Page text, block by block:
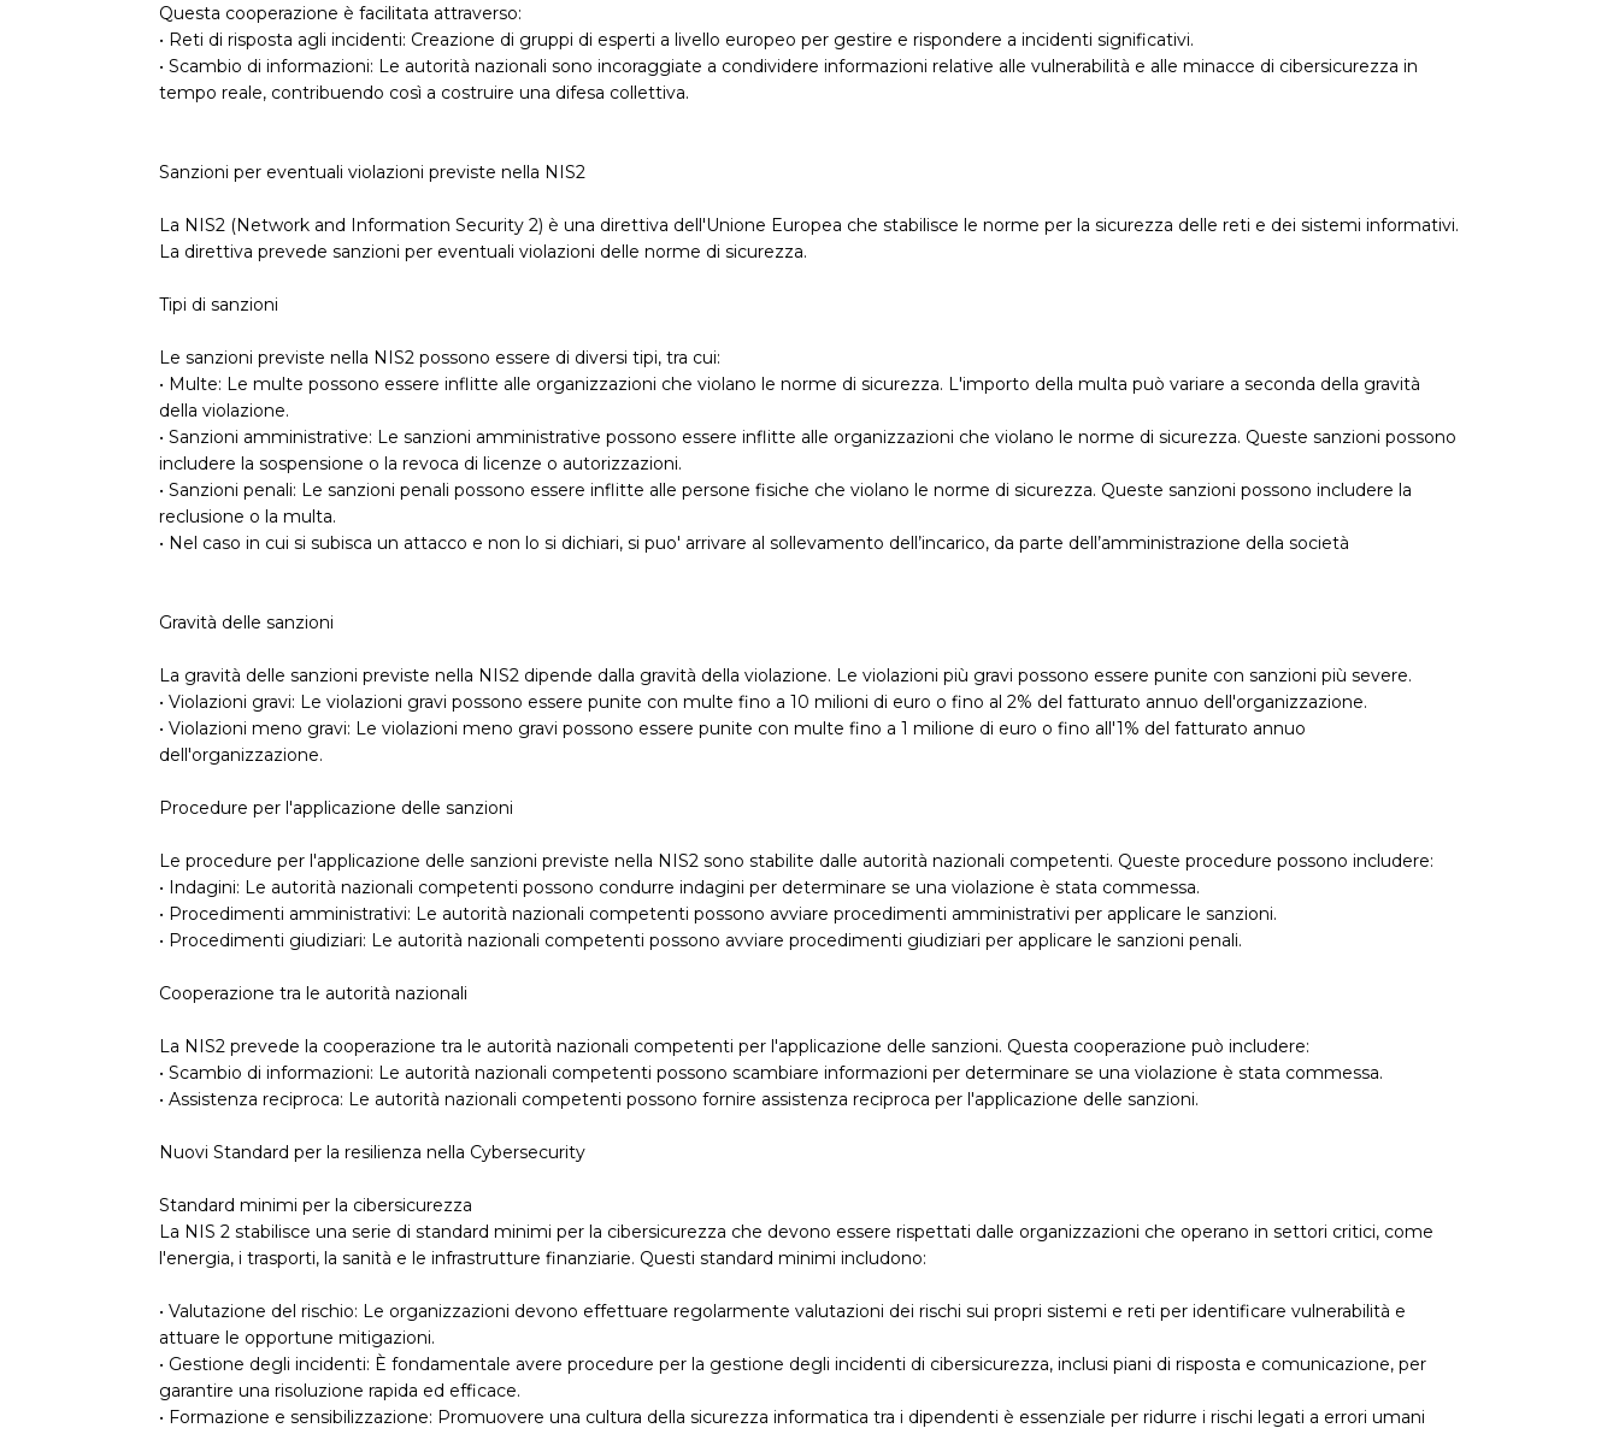
Questa cooperazione è facilitata attraverso:
• Reti di risposta agli incidenti: Creazione di gruppi di esperti a livello europeo per gestire e rispondere a incidenti significativi.
• Scambio di informazioni: Le autorità nazionali sono incoraggiate a condividere informazioni relative alle vulnerabilità e alle minacce di cibersicurezza in
tempo reale, contribuendo così a costruire una difesa collettiva.
Sanzioni per eventuali violazioni previste nella NIS2
La NIS2 (Network and Information Security 2) è una direttiva dell'Unione Europea che stabilisce le norme per la sicurezza delle reti e dei sistemi informativi.
La direttiva prevede sanzioni per eventuali violazioni delle norme di sicurezza.
Tipi di sanzioni
Le sanzioni previste nella NIS2 possono essere di diversi tipi, tra cui:
• Multe: Le multe possono essere inflitte alle organizzazioni che violano le norme di sicurezza. L'importo della multa può variare a seconda della gravità
della violazione.
• Sanzioni amministrative: Le sanzioni amministrative possono essere inflitte alle organizzazioni che violano le norme di sicurezza. Queste sanzioni possono
includere la sospensione o la revoca di licenze o autorizzazioni.
• Sanzioni penali: Le sanzioni penali possono essere inflitte alle persone fisiche che violano le norme di sicurezza. Queste sanzioni possono includere la
reclusione o la multa.
• Nel caso in cui si subisca un attacco e non lo si dichiari, si puo' arrivare al sollevamento dell’incarico, da parte dell’amministrazione della società
Gravità delle sanzioni
La gravità delle sanzioni previste nella NIS2 dipende dalla gravità della violazione. Le violazioni più gravi possono essere punite con sanzioni più severe.
• Violazioni gravi: Le violazioni gravi possono essere punite con multe fino a 10 milioni di euro o fino al 2% del fatturato annuo dell'organizzazione.
• Violazioni meno gravi: Le violazioni meno gravi possono essere punite con multe fino a 1 milione di euro o fino all'1% del fatturato annuo
dell'organizzazione.
Procedure per l'applicazione delle sanzioni
Le procedure per l'applicazione delle sanzioni previste nella NIS2 sono stabilite dalle autorità nazionali competenti. Queste procedure possono includere:
• Indagini: Le autorità nazionali competenti possono condurre indagini per determinare se una violazione è stata commessa.
• Procedimenti amministrativi: Le autorità nazionali competenti possono avviare procedimenti amministrativi per applicare le sanzioni.
• Procedimenti giudiziari: Le autorità nazionali competenti possono avviare procedimenti giudiziari per applicare le sanzioni penali.
Cooperazione tra le autorità nazionali
La NIS2 prevede la cooperazione tra le autorità nazionali competenti per l'applicazione delle sanzioni. Questa cooperazione può includere:
• Scambio di informazioni: Le autorità nazionali competenti possono scambiare informazioni per determinare se una violazione è stata commessa.
• Assistenza reciproca: Le autorità nazionali competenti possono fornire assistenza reciproca per l'applicazione delle sanzioni.
Nuovi Standard per la resilienza nella Cybersecurity
Standard minimi per la cibersicurezza
La NIS 2 stabilisce una serie di standard minimi per la cibersicurezza che devono essere rispettati dalle organizzazioni che operano in settori critici, come
l'energia, i trasporti, la sanità e le infrastrutture finanziarie. Questi standard minimi includono:
• Valutazione del rischio: Le organizzazioni devono effettuare regolarmente valutazioni dei rischi sui propri sistemi e reti per identificare vulnerabilità e
attuare le opportune mitigazioni.
• Gestione degli incidenti: È fondamentale avere procedure per la gestione degli incidenti di cibersicurezza, inclusi piani di risposta e comunicazione, per
garantire una risoluzione rapida ed efficace.
• Formazione e sensibilizzazione: Promuovere una cultura della sicurezza informatica tra i dipendenti è essenziale per ridurre i rischi legati a errori umani